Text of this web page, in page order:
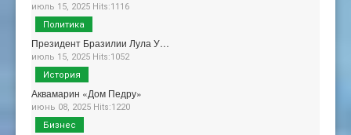
июль 15, 2025 Hits:1116
Президент Бразилии Лула У…
июль 15, 2025 Hits:1052
Политика
Аквамарин «Дом Педру»
июнь 08, 2025 Hits:1220
История
Бизнес